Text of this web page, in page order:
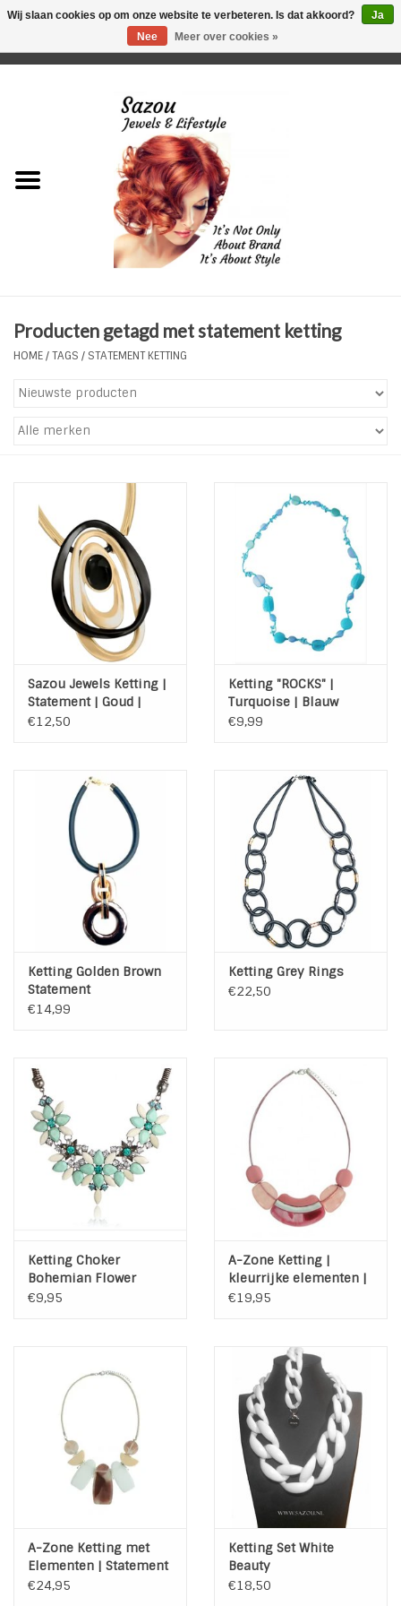
Just for Him
Plus Size Sieraden
Enkelbandjes
Tassen en meer
Zonnebrillen
Fashion
ON THE BEACH
Charmin*s
LIFESTYLE PRODUCTEN
INSPIRATIE
Producten getagd met statement ketting
HOME/TAGS / STATEMENT KETTING
Sazou Jewels Ketting |
Statement | Goud |
Zwart
€12,50
Ketting "ROCKS" |
Turquoise | Blauw
€9,99
Ketting Golden Brown
Statement
€14,99
Ketting Grey Rings
€22,50
Ketting Choker
Bohemian Flower
€9,95
A-Zone Ketting |
kleurrijke elementen |
Roze
€19,95
A-Zone Ketting met
Elementen | Statement
ketting
€24,95
Ketting Set White
Beauty
€18,50
Wij slaan cookies op om onze website te verbeteren. Is dat akkoord?
Ja
Nee
Meer over cookies »